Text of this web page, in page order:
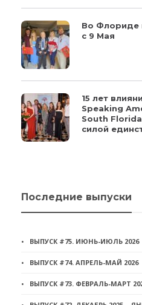
Во Флориде
с 9 Мая
15 лет
Speaking
South
силой
Последние выпуски
ВЫПУСК #75. ИЮНЬ-ИЮЛЬ 2026
ВЫПУСК #74. АПРЕЛЬ-МАЙ 2026
ВЫПУСК #73. ФЕВРАЛЬ-МАРТ